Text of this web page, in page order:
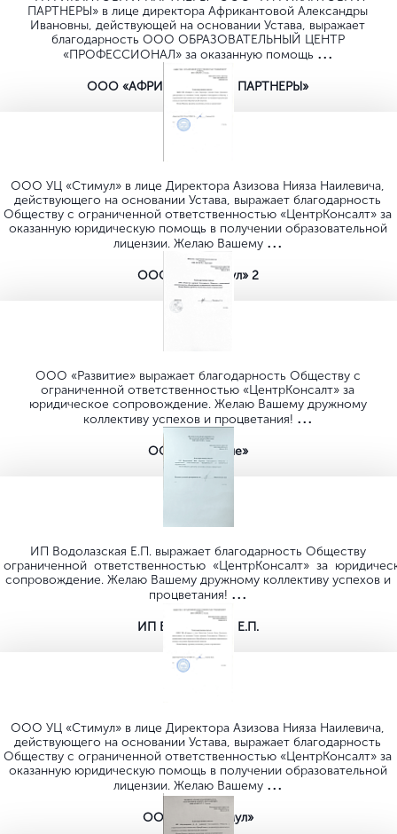
«АФРИКАНТОВА И ПАРТНЕРЫ» ООО «АФРИКАНТОВА И
ПАРТНЕРЫ» в лице директора Африкантовой Александры
Ивановны, действующей на основании Устава, выражает
благодарность ООО ОБРАЗОВАТЕЛЬНЫЙ ЦЕНТР
«ПРОФЕССИОНАЛ» за оказанную помощь ...
ООО «АФРИКАНТОВА И ПАРТНЕРЫ»
Я помогу вам разобраться!
Валерия Иликеева
Специалист по
лицензированию с 6 летним
опытом
8 (800) 700-11-14
С кем-то из них вы, скорее всего,